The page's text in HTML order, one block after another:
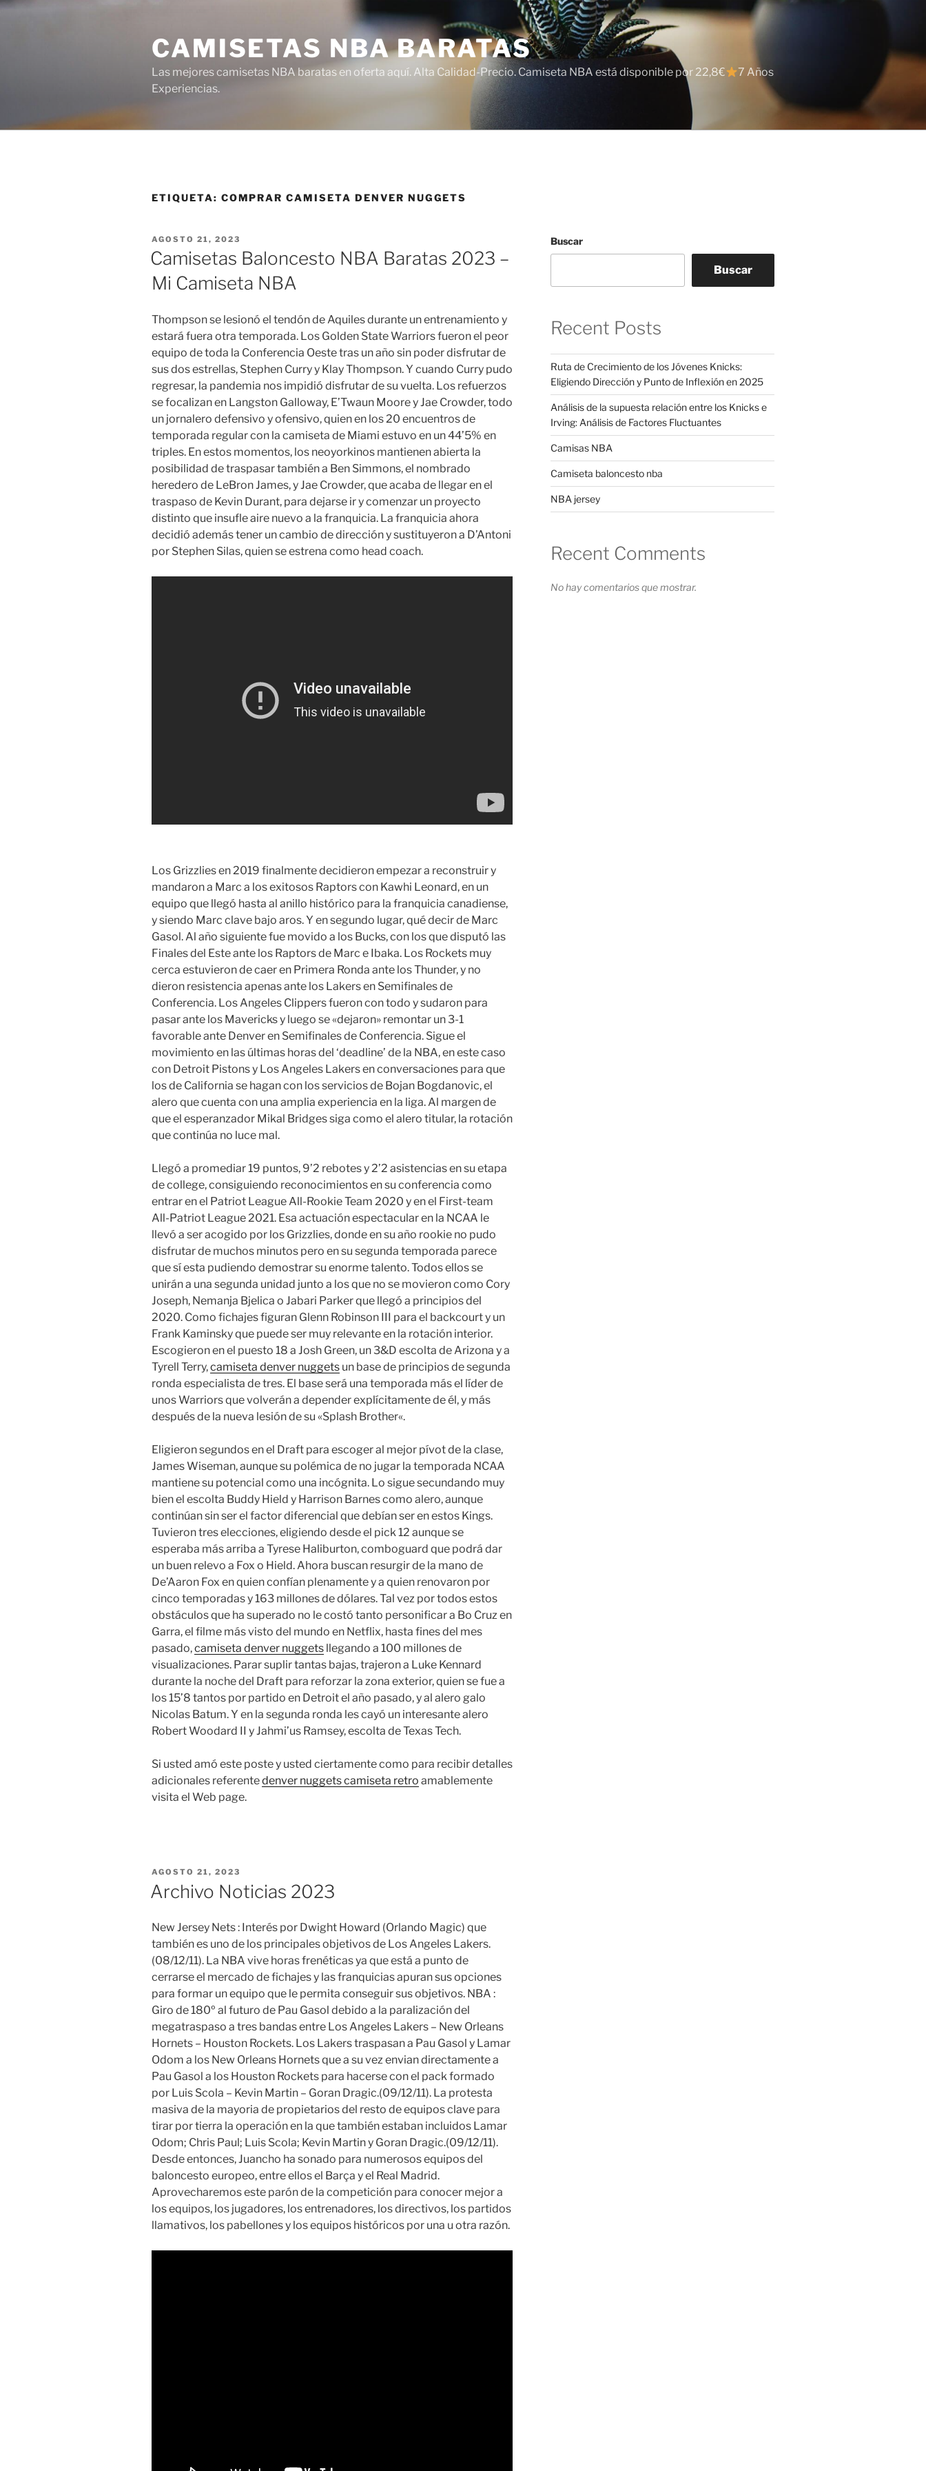
Saltar
CAMISETAS NBA BARATAS
Las mejores camisetas NBA baratas en oferta aquí. Alta Calidad-Precio. Camiseta NBA está disponible por 22,8€
7 Años
Experiencias.
ETIQUETA: COMPRAR CAMISETA DENVER NUGGETS
PUBLICADO
EL
AGOSTO 21, 2023
Camisetas Baloncesto NBA Baratas 2023 –
Mi Camiseta NBA
Thompson se lesionó el tendón de Aquiles durante un entrenamiento y
estará fuera otra temporada. Los Golden State Warriors fueron el peor
equipo de toda la Conferencia Oeste tras un año sin poder disfrutar de
sus dos estrellas, Stephen Curry y Klay Thompson. Y cuando Curry pudo
regresar, la pandemia nos impidió disfrutar de su vuelta. Los refuerzos
se focalizan en Langston Galloway, E’Twaun Moore y Jae Crowder, todo
un jornalero defensivo y ofensivo, quien en los 20 encuentros de
temporada regular con la camiseta de Miami estuvo en un 44’5% en
triples. En estos momentos, los neoyorkinos mantienen abierta la
posibilidad de traspasar también a Ben Simmons, el nombrado
heredero de LeBron James, y Jae Crowder, que acaba de llegar en el
traspaso de Kevin Durant, para dejarse ir y comenzar un proyecto
distinto que insufle aire nuevo a la franquicia. La franquicia ahora
decidió además tener un cambio de dirección y sustituyeron a D’Antoni
por Stephen Silas, quien se estrena como head coach.
Los Grizzlies en 2019 finalmente decidieron empezar a reconstruir y
mandaron a Marc a los exitosos Raptors con Kawhi Leonard, en un
equipo que llegó hasta al anillo histórico para la franquicia canadiense,
y siendo Marc clave bajo aros. Y en segundo lugar, qué decir de Marc
Gasol. Al año siguiente fue movido a los Bucks, con los que disputó las
Finales del Este ante los Raptors de Marc e Ibaka. Los Rockets muy
cerca estuvieron de caer en Primera Ronda ante los Thunder, y no
dieron resistencia apenas ante los Lakers en Semifinales de
Conferencia. Los Angeles Clippers fueron con todo y sudaron para
pasar ante los Mavericks y luego se «dejaron» remontar un 3-1
favorable ante Denver en Semifinales de Conferencia. Sigue el
movimiento en las últimas horas del ‘deadline’ de la NBA, en este caso
con Detroit Pistons y Los Angeles Lakers en conversaciones para que
los de California se hagan con los servicios de Bojan Bogdanovic, el
alero que cuenta con una amplia experiencia en la liga. Al margen de
que el esperanzador Mikal Bridges siga como el alero titular, la rotación
que continúa no luce mal.
Llegó a promediar 19 puntos, 9’2 rebotes y 2’2 asistencias en su etapa
de college, consiguiendo reconocimientos en su conferencia como
entrar en el Patriot League All-Rookie Team 2020 y en el First-team
All-Patriot League 2021. Esa actuación espectacular en la NCAA le
llevó a ser acogido por los Grizzlies, donde en su año rookie no pudo
disfrutar de muchos minutos pero en su segunda temporada parece
que sí esta pudiendo demostrar su enorme talento. Todos ellos se
unirán a una segunda unidad junto a los que no se movieron como Cory
Joseph, Nemanja Bjelica o Jabari Parker que llegó a principios del
2020. Como fichajes figuran Glenn Robinson III para el backcourt y un
Frank Kaminsky que puede ser muy relevante en la rotación interior.
Escogieron en el puesto 18 a Josh Green, un 3&D escolta de Arizona y a
Tyrell Terry,camiseta denver nuggets un base de principios de segunda
ronda especialista de tres. El base será una temporada más el líder de
unos Warriors que volverán a depender explícitamente de él, y más
después de la nueva lesión de su «Splash Brother«.
Eligieron segundos en el Draft para escoger al mejor pívot de la clase,
James Wiseman, aunque su polémica de no jugar la temporada NCAA
mantiene su potencial como una incógnita. Lo sigue secundando muy
bien el escolta Buddy Hield y Harrison Barnes como alero, aunque
continúan sin ser el factor diferencial que debían ser en estos Kings.
Tuvieron tres elecciones, eligiendo desde el pick 12 aunque se
esperaba más arriba a Tyrese Haliburton, comboguard que podrá dar
un buen relevo a Fox o Hield. Ahora buscan resurgir de la mano de
De’Aaron Fox en quien confían plenamente y a quien renovaron por
cinco temporadas y 163 millones de dólares. Tal vez por todos estos
obstáculos que ha superado no le costó tanto personificar a Bo Cruz en
Garra, el filme más visto del mundo en Netflix, hasta fines del mes
pasado,camiseta denver nuggets llegando a 100 millones de
visualizaciones. Parar suplir tantas bajas, trajeron a Luke Kennard
durante la noche del Draft para reforzar la zona exterior, quien se fue a
los 15’8 tantos por partido en Detroit el año pasado, y al alero galo
Nicolas Batum. Y en la segunda ronda les cayó un interesante alero
Robert Woodard II y Jahmi’us Ramsey, escolta de Texas Tech.
Si usted amó este poste y usted ciertamente como para recibir detalles
adicionales referentedenver nuggets camiseta retro amablemente
visita el Web page.
PUBLICADO
AGOSTO 21, 2023
Archivo Noticias 2023
New Jersey Nets : Interés por Dwight Howard (Orlando Magic) que
también es uno de los principales objetivos de Los Angeles Lakers.
(08/12/11). La NBA vive horas frenéticas ya que está a punto de
cerrarse el mercado de fichajes y las franquicias apuran sus opciones
para formar un equipo que le permita conseguir sus objetivos. NBA :
Giro de 180º al futuro de Pau Gasol debido a la paralización del
megatraspaso a tres bandas entre Los Angeles Lakers – New Orleans
Hornets – Houston Rockets. Los Lakers traspasan a Pau Gasol y Lamar
Odom a los New Orleans Hornets que a su vez envian directamente a
Pau Gasol a los Houston Rockets para hacerse con el pack formado
por Luis Scola – Kevin Martin – Goran Dragic.(09/12/11). La protesta
masiva de la mayoria de propietarios del resto de equipos clave para
tirar por tierra la operación en la que también estaban incluidos Lamar
Odom; Chris Paul; Luis Scola; Kevin Martin y Goran Dragic.(09/12/11).
Desde entonces, Juancho ha sonado para numerosos equipos del
baloncesto europeo, entre ellos el Barça y el Real Madrid.
Aprovecharemos este parón de la competición para conocer mejor a
los equipos, los jugadores, los entrenadores, los directivos, los partidos
llamativos, los pabellones y los equipos históricos por una u otra razón.
Buscar
Buscar
Recent Posts
Ruta de Crecimiento de los Jóvenes Knicks:
Eligiendo Dirección y Punto de Inflexión en 2025
Análisis de la supuesta relación entre los Knicks e
Irving: Análisis de Factores Fluctuantes
Camisas NBA
Camiseta baloncesto nba
NBA jersey
Recent Comments
No hay comentarios que mostrar.